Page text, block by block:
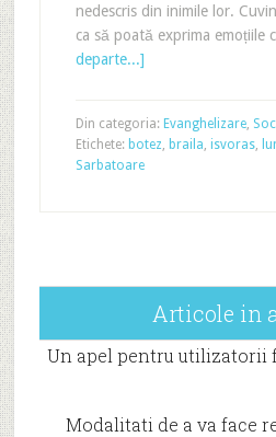
nedescris din inimile lor.
ca să poată exprima emoțiile
departe...]
Din categoria: Evanghelizare,
Etichete: botez, braila, isvoras,
Sarbatoare
Articole in
Un apel pentru utilizatorii
Modalitati de a va face